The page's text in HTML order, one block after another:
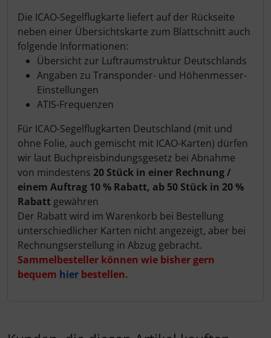
Die ICAO-Segelflugkarte liefert auf der Rückseite
neben einer Übersichtskarte zum Blattschnitt auch
folgende Informationen:
Übersicht zur Luftraumstruktur Deutschlands
Angaben zu Transponder- und Höhenmesser-
Einstellungen
ATIS-Frequenzen
Für ICAO-Segelflugkarten Deutschland (mit und
ohne Folie, auch gemischt mit ICAO-Karten) dürfen
wir laut Buchpreisbindungsgesetz bei Abnahme
von mindestens 20 Stück in einer Rechnung /
einem Auftrag 10 % Rabatt, ab 50 Stück in 20 %
Rabatt gewähren
Der Rabatt wird im Warenkorb bei Bestellung
unterschiedlicher Karten nicht angezeigt, aber bei
Rechnungserstellung in Abzug gebracht.
Sammelbesteller können wie bisher gern
bequem hier bestellen.